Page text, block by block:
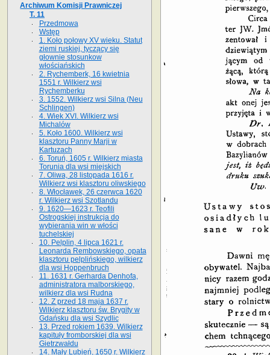
Archiwum Komisji Prawniczej
T. 11
Przedmowa
Wstęp
1. Koło połowy XV wieku. Statut
ziemi ruskiej, tyczący się
głownie stosunkow
włościańskich
2. Rychemberk, 16 kwietnia
1551 r. Wilkierz wsi
Rychemberku
3. 1552. Wilkierz wsi Silna (Neu
Schlingen)
4. Wiek XVI. Wilkierz wsi
Michalów
5. Koło 1600. Wilkierz wsi
klasztoru Panny Marji w
Kartuzach
6. Toruń, 1605 r. Wilkierz miasta
Torunia dla wsi miejskich
7. Oliwa, 28 listopada 1616 r.
Wilkierz wsi klasztoru oliwskiego
8. Włocławek, 26 czerwca 1620
r. Wilkierz wsi Szotlandu
9. 1620—1623 r. Teofili
Ostrogskiej instrukcja do
wybierania win w włości
tuchelskiej
10. Pelplin, 4 lipca 1621 r.
Leonarda Rembowskiego, opata
klasztoru pelplińskiego, wilkierz
dla wsi Hoppenbruch
11. 1631 r. Gerharda Denhofa,
administratora malborskiego,
wilkierz dla wsi Rudna
12. Z przed 18 maja 1637 r.
Wilkierz klasztoru św. Brygity w
Gdańsku dla wsi Szydlic
13. Przed rokiem 1639. Wilkierz
kapituły fromborskiej dla wsi
Gietrzwałdu
14. Mały Lubień, 1650 r. Wilkierz